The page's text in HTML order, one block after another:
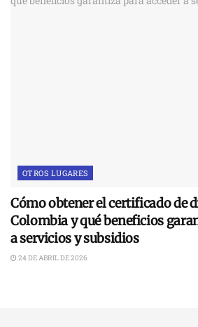
OTROS LUGARES
Cómo obtener el certificado de
Colombia y qué beneficios
a servicios y subsidios
24 DE ABRIL DE 2026